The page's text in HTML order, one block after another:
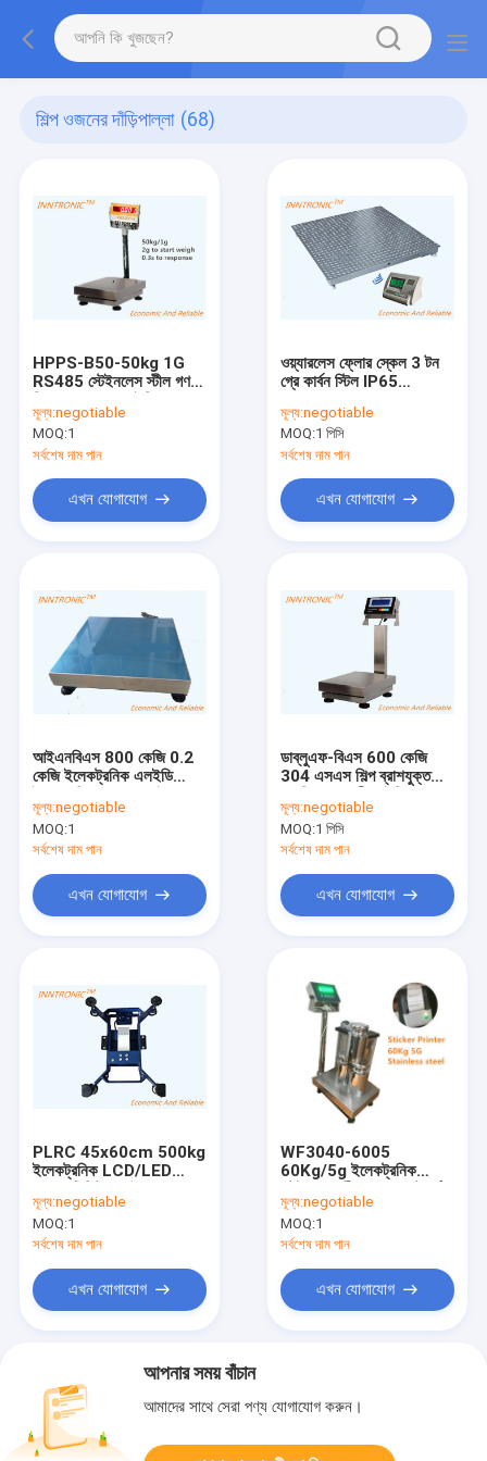
শিল্প ওজনের দাঁড়িপাল্লা (68)
HPPS-B50-50kg 1G
RS485 স্টেইনলেস স্টীল গণনা
প্ল্যাটফর্ম বেঞ্চ স্কেল 300x400
মিমি
মূল্য:negotiable
MOQ:1
সর্বশেষ দাম পান
এখন যোগাযোগ
ওয়্যারলেস ফ্লোর স্কেল 3 টন
গ্রে কার্বন স্টিল IP65
সূচক 220v/50HZ সহ
মূল্য:negotiable
MOQ:1 পিসি
সর্বশেষ দাম পান
এখন যোগাযোগ
আইএনবিএস 800 কেজি 0.2
কেজি ইলেকট্রনিক এলইডি
বেঞ্চ ওজন প্ল্যাটফর্ম স্কেল আইপি
65 এসি 220 ভি / 50Hz
মূল্য:negotiable
MOQ:1
সর্বশেষ দাম পান
এখন যোগাযোগ
ডাব্লুএফ-বিএস 600 কেজি
304 এসএস শিল্প ব্রাশযুক্ত
প্ল্যাটফর্ম সামুদ্রিক খাবারের জন্য
ওজন স্কেল এসি 220 ভি
50Hz
মূল্য:negotiable
MOQ:1 পিসি
সর্বশেষ দাম পান
এখন যোগাযোগ
PLRC 45x60cm 500kg
ইলেকট্রনিক LCD/LED
লেপযুক্ত হালকা ইস্পাত ওজন
স্কেল 220V ওজন যানবাহন
জন্য
মূল্য:negotiable
MOQ:1
সর্বশেষ দাম পান
এখন যোগাযোগ
WF3040-6005
60Kg/5g ইলেকট্রনিক
স্কেল 30 * 40CM বেঞ্চ
স্কেল এসএস সূচক 220VAC
সহ
মূল্য:negotiable
MOQ:1
সর্বশেষ দাম পান
এখন যোগাযোগ
আপনার সময় বাঁচান
আমাদের সাথে সেরা পণ্য যোগাযোগ করুন।